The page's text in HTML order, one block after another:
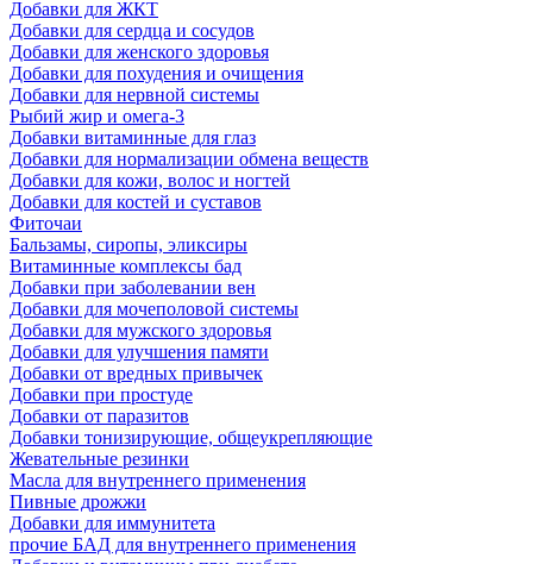
Добавки для ЖКТ
Добавки для сердца и сосудов
Добавки для женского здоровья
Добавки для похудения и очищения
Добавки для нервной системы
Рыбий жир и омега-3
Добавки витаминные для глаз
Добавки для нормализации обмена веществ
Добавки для кожи, волос и ногтей
Добавки для костей и суставов
Фиточаи
Бальзамы, сиропы, эликсиры
Витаминные комплексы бад
Добавки при заболевании вен
Добавки для мочеполовой системы
Добавки для мужского здоровья
Добавки для улучшения памяти
Добавки от вредных привычек
Добавки при простуде
Добавки от паразитов
Добавки тонизирующие, общеукрепляющие
Жевательные резинки
Масла для внутреннего применения
Пивные дрожжи
Добавки для иммунитета
прочие БАД для внутреннего применения